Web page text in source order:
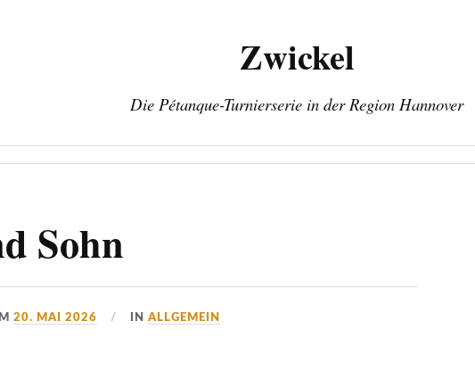
Zwickel
Die Pétanque-Turnierserie in der Region Hannover
Sohn
20. MAI 2026 INALLGEMEIN